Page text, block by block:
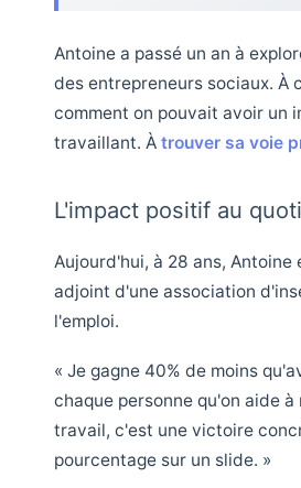
Antoine a passé un an à
des entrepreneurs sociaux. À
comment on pouvait avoir un
travaillant. À trouver sa voie
L'impact positif au
Aujourd'hui, à 28 ans,
adjoint d'une association
l'emploi.
« Je gagne 40% de moins
chaque personne qu'on aide
travail, c'est une victoire
pourcentage sur un slide. »